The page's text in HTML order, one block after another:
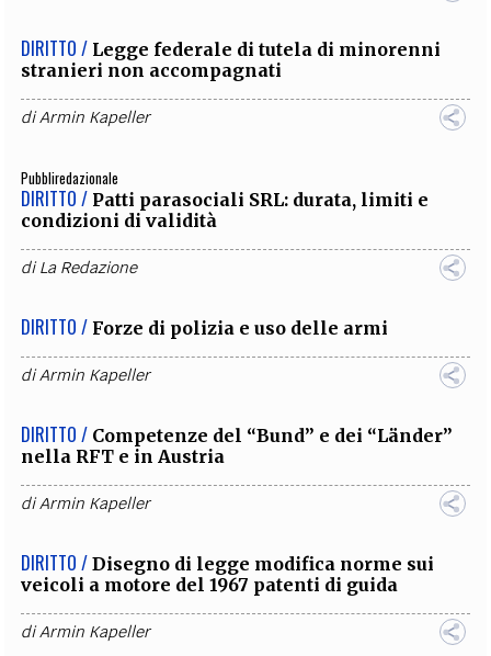
DIRITTO / Legge federale di tutela di minorenni
stranieri non accompagnati
diArmin Kapeller
Pubbliredazionale
DIRITTO / Patti parasociali SRL: durata, limiti e
condizioni di validità
diLa Redazione
DIRITTO / Forze di polizia e uso delle armi
diArmin Kapeller
DIRITTO / Competenze del “Bund” e dei “Länder”
nella RFT e in Austria
diArmin Kapeller
DIRITTO / Disegno di legge modifica norme sui
veicoli a motore del 1967 patenti di guida
diArmin Kapeller